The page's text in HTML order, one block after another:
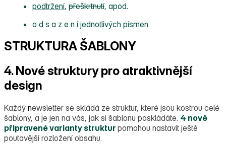
podtržení, přeškrtnutí, apod.
o d s a z e n í jednotlivých písmen
STRUKTURA ŠABLONY
4. Nové struktury pro atraktivnější
design
Každý newsletter se skládá ze struktur, které jsou kostrou celé
šablony, a je jen na vás, jak si šablonu poskládáte. 4 nově
připravené varianty struktur pomohou nastavit ještě
poutavější rozložení obsahu.